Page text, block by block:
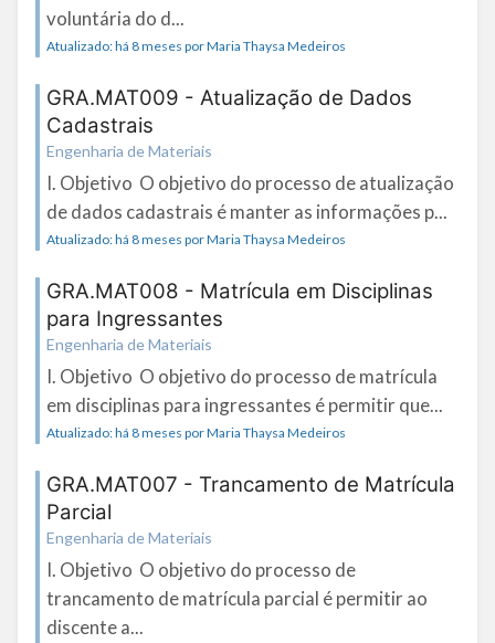
voluntária do d...
Atualizado: há 8 meses por Maria Thaysa Medeiros
GRA.MAT009 - Atualização de Dados
Cadastrais
Engenharia de Materiais
I. Objetivo O objetivo do processo de atualização
de dados cadastrais é manter as informações p...
Atualizado: há 8 meses por Maria Thaysa Medeiros
GRA.MAT008 - Matrícula em Disciplinas
para Ingressantes
Engenharia de Materiais
I. Objetivo O objetivo do processo de matrícula
em disciplinas para ingressantes é permitir que...
Atualizado: há 8 meses por Maria Thaysa Medeiros
GRA.MAT007 - Trancamento de Matrícula
Parcial
Engenharia de Materiais
I. Objetivo O objetivo do processo de
trancamento de matrícula parcial é permitir ao
discente a...